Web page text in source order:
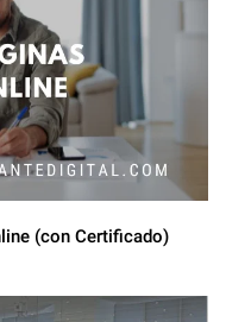
(con Certificado)